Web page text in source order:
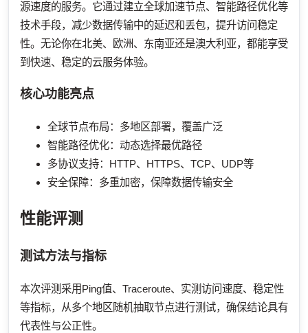
源速度的服务。它通过建立全球加速节点、智能路径优化等
技术手段，减少数据传输中的延迟和丢包，提升访问稳定
性。无论你在北美、欧洲、东南亚还是澳大利亚，都能享受
到快速、稳定的云服务体验。
核心功能亮点
全球节点布局：多地区部署，覆盖广泛
智能路径优化：动态选择最优路径
多协议支持：HTTP、HTTPS、TCP、UDP等
安全保障：多重加密，保障数据传输安全
性能评测
测试方法与指标
本次评测采用Ping值、Traceroute、实测访问速度、稳定性
等指标，从多个地区随机抽取节点进行测试，确保结论具有
代表性与公正性。